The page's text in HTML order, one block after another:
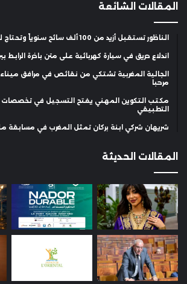
المقالات الشائعة
الناظور تستقبل أزيد من 100 ألف سائح سنوياً وتحتاج لتعزيز طاقتها الفندقية
اندلاع حريق في سيارة كهربائية على متن باخرة الرابط
الجالية المغربية تشتكي من نقائص في مرافق ميناء
مرحبا
مكتب التكوين المهني يفتح التسجيل في تخصصات
التطبيقي
شريهان شركي ابنة بركان تمثل المغرب في مسابقة ملكة
المقالات الحديثة